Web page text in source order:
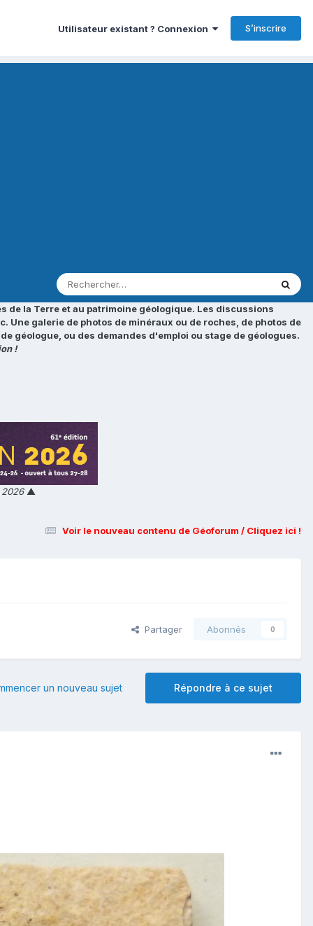
Utilisateur existant ? Connexion S’inscrire
de la Terre et au patrimoine géologique. Les discussions
galerie de photos de minéraux ou de roches, de photos de
géologue, ou des demandes d'emploi ou stage de géologues.
!
▲
Voir le nouveau contenu de Géoforum / Cliquez ici !
Partager Abonnés 0
Répondre à ce sujet
un nouveau sujet